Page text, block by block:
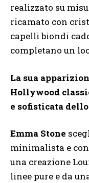
realizzato su
ricamato con
capelli biondi
completano un
La sua
Hollywood
e sofisticata
Emma Stone
minimalista e
una creazione
linee pure e da